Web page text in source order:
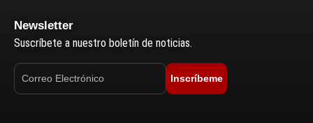
Newsletter
Suscríbete a nuestro boletín de noticias.
Inscríbeme